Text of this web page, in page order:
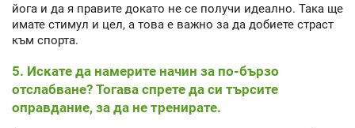
йога и да я правите докато не се получи идеално. Така ще
имате стимул и цел, а това е важно за да добиете страст
към спорта.
5. Искате да намерите начин за по-бързо
отслабване? Тогава спрете да си търсите
оправдание, за да не тренирате.